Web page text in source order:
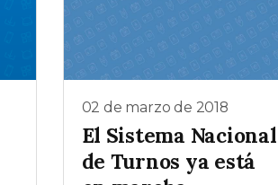
02 de marzo de 2018
El Sistema Nacional
de Turnos ya está